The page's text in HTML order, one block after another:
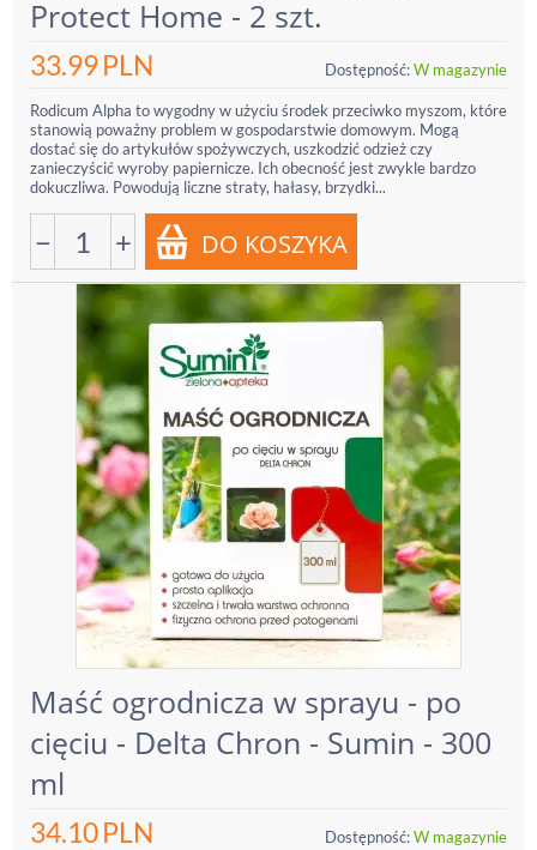
Protect Home - 2 szt.
33.99PLN Dostępność:W magazynie
Rodicum Alpha to wygodny w użyciu środek przeciwko myszom, które
stanowią poważny problem w gospodarstwie domowym. Mogą
dostać się do artykułów spożywczych, uszkodzić odzież czy
zanieczyścić wyroby papiernicze. Ich obecność jest zwykle bardzo
dokuczliwa. Powodują liczne straty, hałasy, brzydki...
− +
Maść ogrodnicza w sprayu - po
cięciu - Delta Chron - Sumin - 300
ml
34.10PLN Dostępność:W magazynie